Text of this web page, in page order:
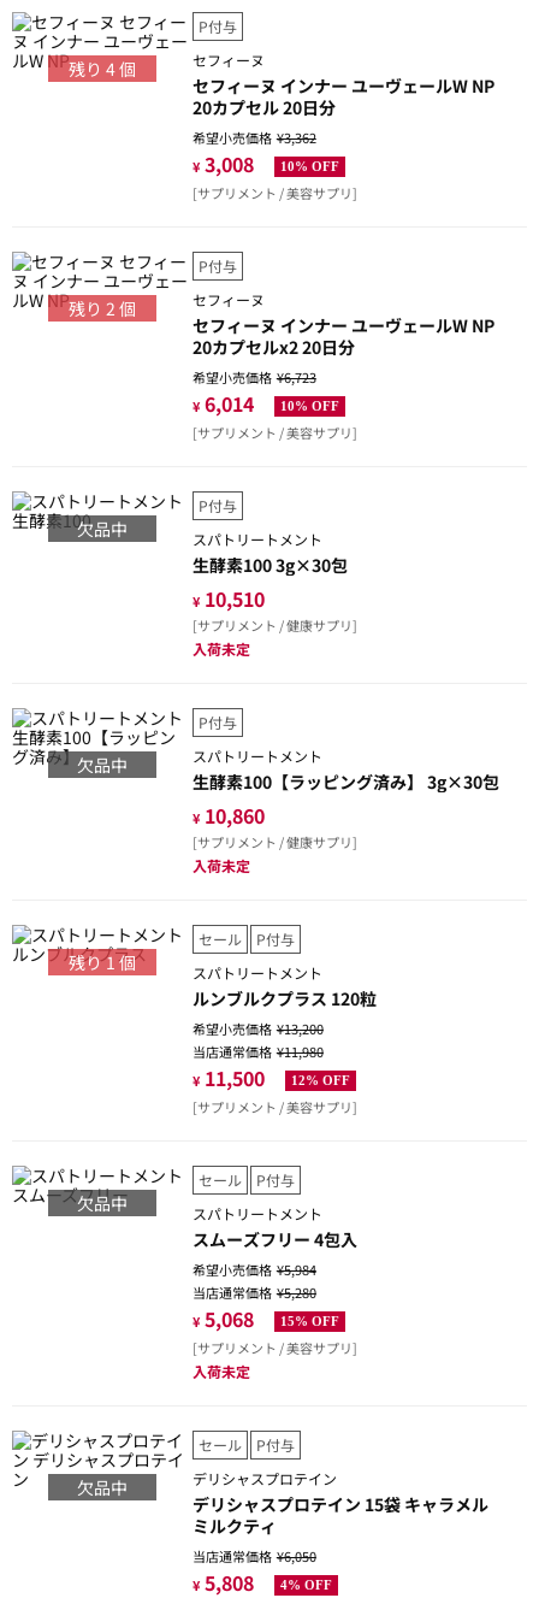
残り 4個
P付与
セフィーヌ
セフィーヌ インナー ユーヴェールW NP
20カプセル 20日分
希望小売価格¥3,362
¥ 3,008 10% OFF
[サプリメント / 美容サプリ]
残り 2 個
P付与
セフィーヌ
セフィーヌ インナー ユーヴェールW NP
20カプセルx2 20日分
希望小売価格¥6,723
¥ 6,014 10% OFF
[サプリメント / 美容サプリ]
欠品中
P付与
スパトリートメント
生酵素100 3g×30包
¥ 10,510
[サプリメント / 健康サプリ]
入荷未定
欠品中
P付与
スパトリートメント
生酵素100【ラッピング済み】 3g×30包
¥ 10,860
[サプリメント / 健康サプリ]
入荷未定
残り1 個
セール
P付与
スパトリートメント
ルンブルクプラス 120粒
希望小売価格¥13,200
当店通常価格¥11,980
¥ 11,500 12% OFF
[サプリメント / 美容サプリ]
欠品中
セール
P付与
スパトリートメント
スムーズフリー 4包入
希望小売価格¥5,984
当店通常価格¥5,280
¥ 5,068 15% OFF
[サプリメント / 美容サプリ]
入荷未定
欠品中
セール
P付与
デリシャスプロテイン
デリシャスプロテイン 15袋 キャラメル
ミルクティ
当店通常価格¥6,050
¥ 5,808 4% OFF